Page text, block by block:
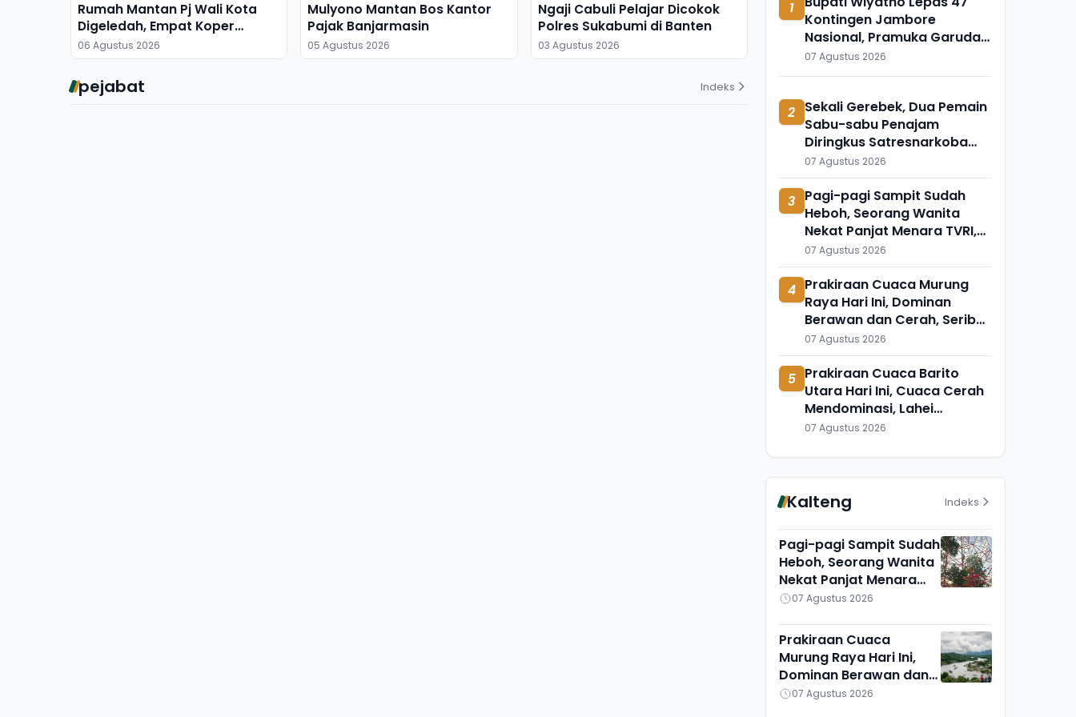
Rumah Mantan Pj Wali Kota
Digeledah, Empat Koper
Dibawa
06 Agustus 2026
Mulyono Mantan Bos Kantor
Pajak Banjarmasin
05 Agustus 2026
Ngaji Cabuli Pelajar Dicokok
Polres Sukabumi di Banten
03 Agustus 2026
Meninggal Mendadak, Ada
31 Juli 2026
pejabat Indeks
1
Kontingen Jambore
Nasional, Pramuka Garuda
Turut Dilantik
07 Agustus 2026
2 Sekali Gerebek, Dua Pemain
Sabu-sabu Penajam
Diringkus Satresnarkoba
Polres PPU
07 Agustus 2026
3 Pagi-pagi Sampit Sudah
Heboh, Seorang Wanita
Nekat Panjat Menara TVRI,
Mau Apa?
07 Agustus 2026
4 Prakiraan Cuaca Murung
Raya Hari Ini, Dominan
Berawan dan Cerah, Seribu
Riam Paling Adem
07 Agustus 2026
5 Prakiraan Cuaca Barito
Utara Hari Ini, Cuaca Cerah
Mendominasi, Lahei
Berbeda Sendiri
07 Agustus 2026
Kalteng Indeks
Pagi-pagi Sampit Sudah
Heboh, Seorang Wanita
Nekat Panjat Menara
TVRI, Mau Apa?
07 Agustus 2026
Prakiraan Cuaca
Murung Raya Hari Ini,
Dominan Berawan dan
Cerah, Seribu Riam
07 Agustus 2026